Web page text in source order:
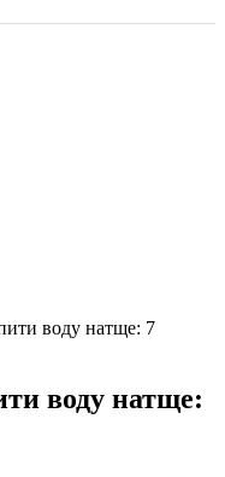
воду натще: 7
воду натще: